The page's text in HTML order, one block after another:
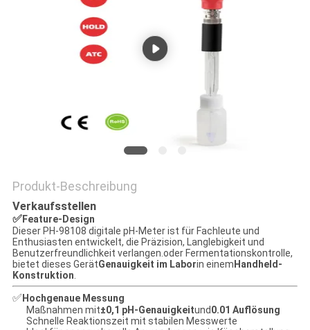
Produkt-Beschreibung
Verkaufsstellen
✅Feature-Design
Dieser PH-98108 digitale pH-Meter ist für Fachleute und
Enthusiasten entwickelt, die Präzision, Langlebigkeit und
Benutzerfreundlichkeit verlangen.oder Fermentationskontrolle,
bietet dieses GerätGenauigkeit im Laborin einem Handheld-
Konstruktion.
✅ Hochgenaue Messung
Maßnahmen mit±0,1 pH-Genauigkeitund0.01 Auflösung
Schnelle Reaktionszeit mit stabilen Messwerte